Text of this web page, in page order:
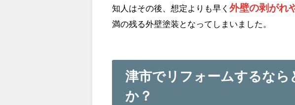
知人はその後、想定よりも早く外壁の剥がれ
満の残る外壁塗装となってしまいました。
津市でリフォームするな
か？